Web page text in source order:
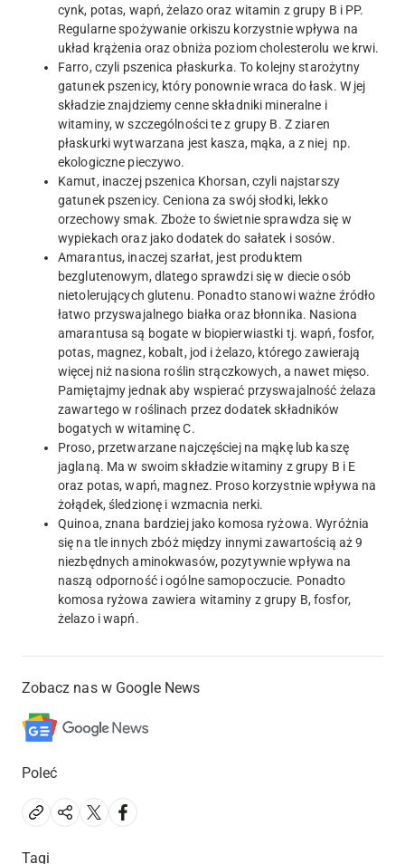
cynk, potas, wapń, żelazo oraz witamin z grupy B i PP.
Regularne spożywanie orkiszu korzystnie wpływa na
układ krążenia oraz obniża poziom cholesterolu we krwi.
Farro, czyli pszenica płaskurka. To kolejny starożytny
gatunek pszenicy, który ponownie wraca do łask. W jej
składzie znajdziemy cenne składniki mineralne i
witaminy, w szczególności te z grupy B. Z ziaren
płaskurki wytwarzana jest kasza, mąka, a z niej np.
ekologiczne pieczywo.
Kamut, inaczej pszenica Khorsan, czyli najstarszy
gatunek pszenicy. Ceniona za swój słodki, lekko
orzechowy smak. Zboże to świetnie sprawdza się w
wypiekach oraz jako dodatek do sałatek i sosów.
Amarantus, inaczej szarłat, jest produktem
bezglutenowym, dlatego sprawdzi się w diecie osób
nietolerujących glutenu. Ponadto stanowi ważne źródło
łatwo przyswajalnego białka oraz błonnika. Nasiona
amarantusa są bogate w biopierwiastki tj. wapń, fosfor,
potas, magnez, kobalt, jod i żelazo, którego zawierają
więcej niż nasiona roślin strączkowych, a nawet mięso.
Pamiętajmy jednak aby wspierać przyswajalność żelaza
zawartego w roślinach przez dodatek składników
bogatych w witaminę C.
Proso, przetwarzane najczęściej na mąkę lub kaszę
jaglaną. Ma w swoim składzie witaminy z grupy B i E
oraz potas, wapń, magnez. Proso korzystnie wpływa na
żołądek, śledzionę i wzmacnia nerki.
Quinoa, znana bardziej jako komosa ryżowa. Wyróżnia
się na tle innych zbóż między innymi zawartością aż 9
niezbędnych aminokwasów, pozytywnie wpływa na
naszą odporność i ogólne samopoczucie. Ponadto
komosa ryżowa zawiera witaminy z grupy B, fosfor,
żelazo i wapń.
Zobacz nas w Google News
Poleć
Tagi